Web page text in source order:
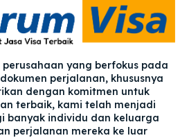
yang berfokus pada
perjalanan, khususnya
dengan komitmen untuk
terbaik, kami telah menjadi
banyak individu dan keluarga
perjalanan mereka ke luar